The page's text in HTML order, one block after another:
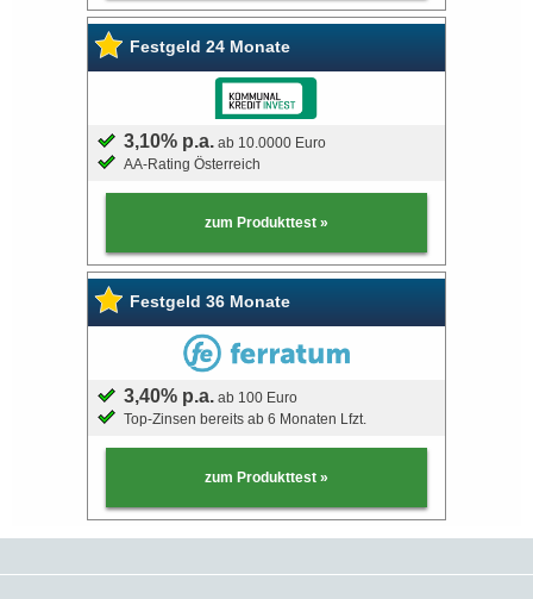
Festgeld 24 Monate
3,10% p.a. ab 10.0000 Euro
AA-Rating Österreich
zum Produkttest »
Festgeld 36 Monate
3,40% p.a. ab 100 Euro
Top-Zinsen bereits ab 6 Monaten Lfzt.
zum Produkttest »